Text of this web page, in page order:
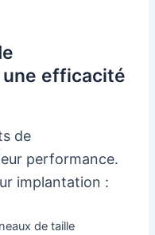
efficacité
de
performance.
implantation :
de taille